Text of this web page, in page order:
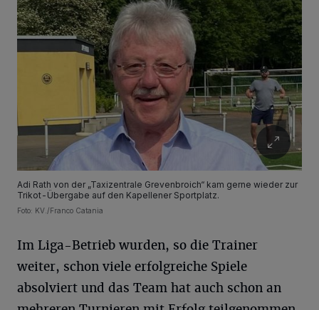
Adi Rath von der „Taxizentrale Grevenbroich“ kam gerne wieder zur
Trikot-Übergabe auf den Kapellener Sportplatz.
Foto: KV./Franco Catania
Im Liga-Betrieb wurden, so die Trainer
weiter, schon viele erfolgreiche Spiele
absolviert und das Team hat auch schon an